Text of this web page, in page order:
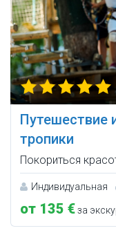
Путешествие
тропики
Покориться
Индивидуальная
от 135 €за